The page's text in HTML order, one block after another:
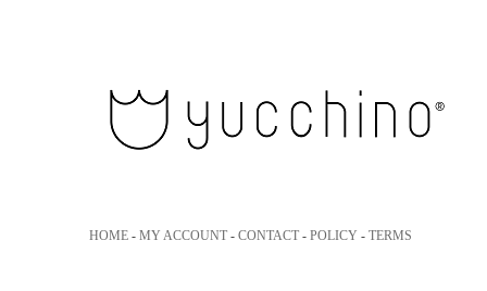
HOME - MY ACCOUNT - CONTACT - POLICY - TERMS